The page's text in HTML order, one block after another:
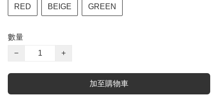
RED BEIGE GREEN
數量
−
+
加至購物車